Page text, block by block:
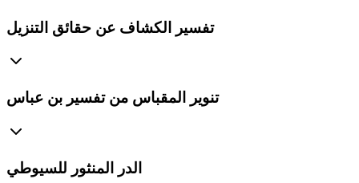
تفسير الكشاف عن حقائق التنزيل
تنوير المقباس من تفسير بن عباس
الدر المنثور للسيوطي